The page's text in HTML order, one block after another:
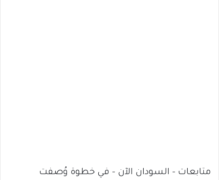
متابعات – السودان الآن – في خطوة وُصفت